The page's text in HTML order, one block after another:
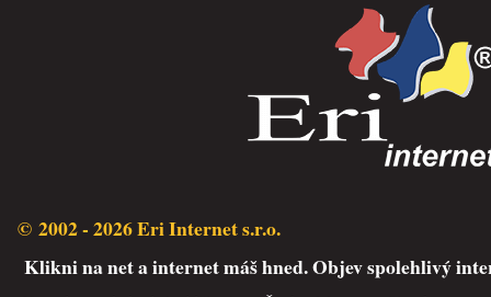
© 2002 - 2026 Eri Internet s.r.o.
Klikni na net a internet máš hned. Objev spolehlivý